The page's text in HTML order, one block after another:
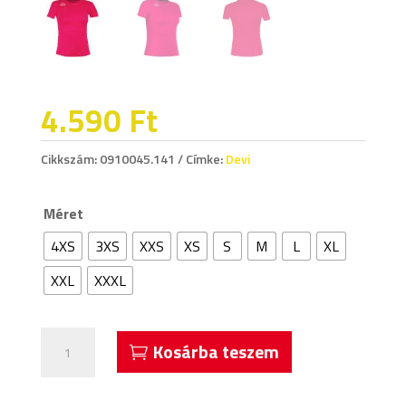
4.590 Ft
Cikkszám:0910045.141 Címke:Devi
Méret
4XS
3XS XXS XS S M L
XL
XXL
XXXL
Kosárba teszem